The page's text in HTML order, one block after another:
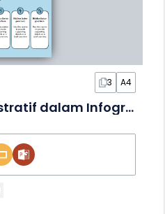
3 A4
Model Gunung Es Ilustratif dalam Infografis